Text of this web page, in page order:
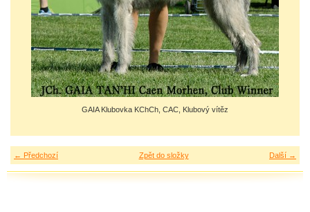
GAIA Klubovka KChCh, CAC, Klubový vítěz
← Předchozí Další →
Zpět do složky